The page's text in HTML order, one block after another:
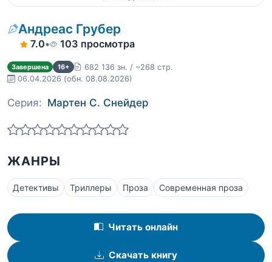
Андреас Грубер
7.0• 103 просмотра
Завершена 16+
682 136 зн. / ~268 стр.
06.04.2026 (обн. 08.08.2026)
Серия: Мартен С. Снейдер
ЖАНРЫ
Детективы Триллеры Проза Современная проза
Читать онлайн
Скачать книгу